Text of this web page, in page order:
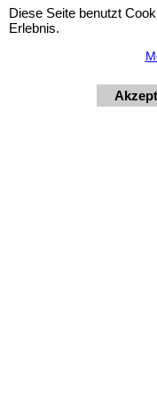
HORNdeko
Diese Seite benutzt
Erlebnis.